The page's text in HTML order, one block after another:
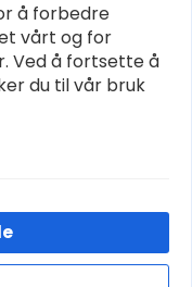
å forbedre
vårt og for
Ved å fortsette å
du til vår bruk